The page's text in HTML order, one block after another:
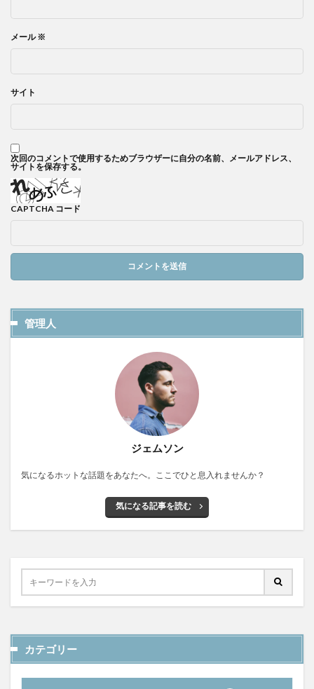
メール※
サイト
次回のコメントで使用するためブラウザーに自分の名前、メールアドレス、
サイトを保存する。
CAPTCHA コード
管理人
ジェムソン
気になるホットな話題をあなたへ。ここでひと息入れませんか？
気になる記事を読む
カテゴリー